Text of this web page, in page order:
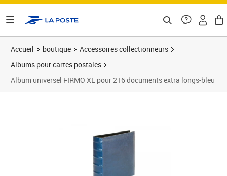
Accueil boutique
Accessoires collectionneurs
Albums pour cartes postales
Album universel FIRMO XL pour 216 documents extra longs-bleu